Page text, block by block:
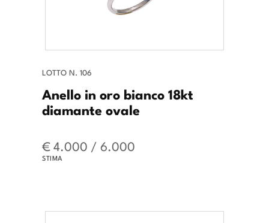
LOTTO N. 106
Anello in oro bianco 18kt
diamante ovale
€ 4.000 / 6.000
STIMA